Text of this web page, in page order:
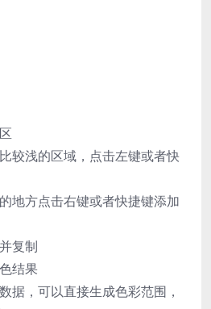
较浅的区域，点击左键或者快
地方点击右键或者快捷键添加
复制
结果
据，可以直接生成色彩范围，